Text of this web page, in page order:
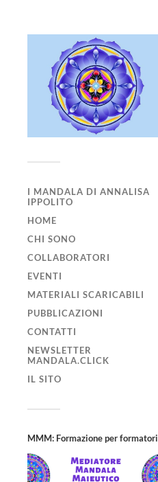
I MANDALA DI ANNALISA
IPPOLITO
HOME
CHI SONO
COLLABORATORI
EVENTI
MATERIALI SCARICABILI
PUBBLICAZIONI
CONTATTI
NEWSLETTER
MANDALA.CLICK
IL SITO
MMM: Formazione per formatori